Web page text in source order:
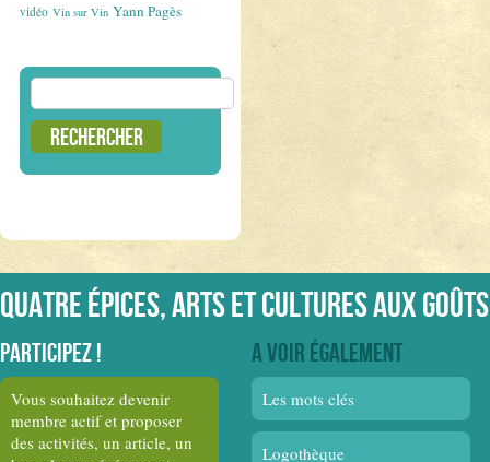
vidéo Vin sur Vin Yann Pagès
Rechercher :
Quatre épices, arts et cultures aux
Participez !
Vous souhaitez devenir
membre actif et proposer
des activités, un article, un
A voir également
Les mots clés
Logothèque